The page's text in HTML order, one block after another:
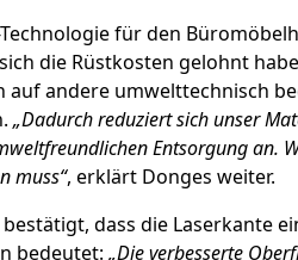
für den
die Rüstkosten gelohnt
auf andere umwelttechnisch
„Dadurch reduziert sich unser
Ent­sorgung an.
muss“, erklärt Donges weiter.
dass die Laserkante
bedeutet: „Die verbesserte